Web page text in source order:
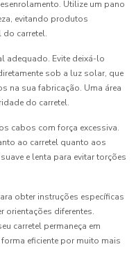
Utilize um pano
evitando produtos
carretel.
adequado. Evite deixá-lo
sob a luz solar, que
na sua fabricação. Uma área
do carretel.
cabos com força excessiva.
ao carretel quanto aos
e lenta para evitar torções
obter instruções específicas
orientações diferentes.
carretel permaneça em
eficiente por muito mais